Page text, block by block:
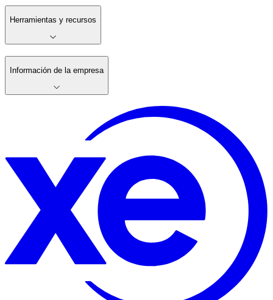
Herramientas y recursos
Información de la empresa